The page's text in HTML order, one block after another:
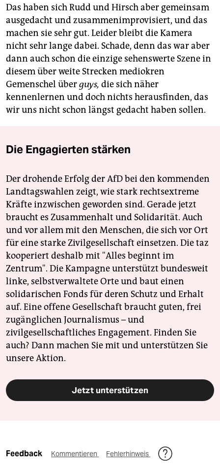
Das haben sich Rudd und Hirsch aber gemeinsam
ausgedacht und zusammenimprovisiert, und das
machen sie sehr gut. Leider bleibt die Kamera
nicht sehr lange dabei. Schade, denn das war aber
dann auch schon die einzige sehenswerte Szene in
diesem über weite Strecken mediokren
Gemenschel überguys, die sich näher
kennenlernen und doch nichts herausfinden, das
wir uns nicht schon längst gedacht haben sollen.
Die Engagierten stärken
Der drohende Erfolg der AfD bei den kommenden
Landtagswahlen zeigt, wie stark rechtsextreme
Kräfte inzwischen geworden sind. Gerade jetzt
braucht es Zusammenhalt und Solidarität. Auch
und vor allem mit den Menschen, die sich vor Ort
für eine starke Zivilgesellschaft einsetzen. Die taz
kooperiert deshalb mit "Alles beginnt im
Zentrum". Die Kampagne unterstützt bundesweit
linke, selbstverwaltete Orte und baut einen
solidarischen Fonds für deren Schutz und Erhalt
auf. Eine offene Gesellschaft braucht guten, frei
zugänglichen Journalismus – und
zivilgesellschaftliches Engagement. Finden Sie
auch? Dann machen Sie mit und unterstützen Sie
unsere Aktion.
Jetzt unterstützen
Feedback Kommentieren Fehlerhinweis